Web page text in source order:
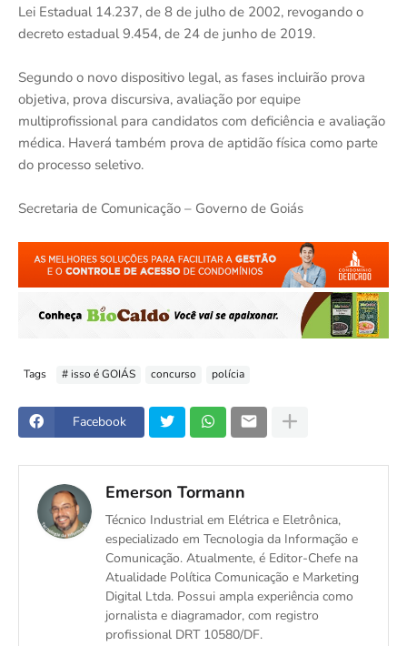
Lei Estadual 14.237, de 8 de julho de 2002, revogando o
decreto estadual 9.454, de 24 de junho de 2019.
Segundo o novo dispositivo legal, as fases incluirão prova
objetiva, prova discursiva, avaliação por equipe
multiprofissional para candidatos com deficiência e avaliação
médica. Haverá também prova de aptidão física como parte
do processo seletivo.
Secretaria de Comunicação – Governo de Goiás
Tags # isso é GOIÁS concurso polícia
Facebook
Emerson Tormann
Técnico Industrial em Elétrica e Eletrônica,
especializado em Tecnologia da Informação e
Comunicação. Atualmente, é Editor-Chefe na
Atualidade Política Comunicação e Marketing
Digital Ltda. Possui ampla experiência como
jornalista e diagramador, com registro
profissional DRT 10580/DF.